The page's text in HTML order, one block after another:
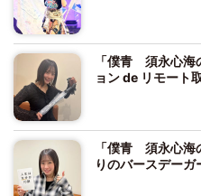
「僕青 須永心海
ョン de リモート
「僕青 須永心海
りのバースデーガ